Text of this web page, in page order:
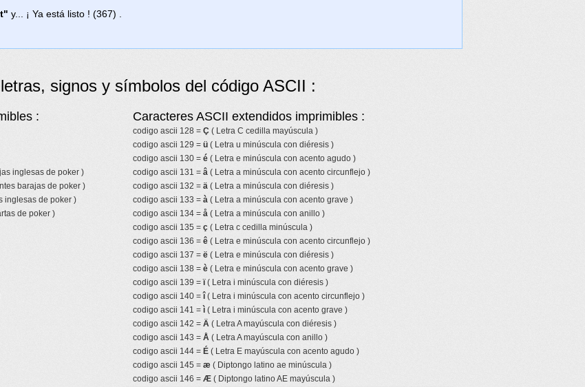
y... ¡ Ya está listo ! (367) .
signos y símbolos del código ASCII :
:
inglesas de poker )
barajas de poker )
inglesas de poker )
de poker )
Caracteres ASCII extendidos imprimibles :
codigo ascii 128 = Ç ( Letra C cedilla mayúscula )
codigo ascii 129 = ü ( Letra u minúscula con diéresis )
codigo ascii 130 = é ( Letra e minúscula con acento agudo )
codigo ascii 131 = â ( Letra a minúscula con acento circunflejo )
codigo ascii 132 = ä ( Letra a minúscula con diéresis )
codigo ascii 133 = à ( Letra a minúscula con acento grave )
codigo ascii 134 = å ( Letra a minúscula con anillo )
codigo ascii 135 = ç ( Letra c cedilla minúscula )
codigo ascii 136 = ê ( Letra e minúscula con acento circunflejo )
codigo ascii 137 = ë ( Letra e minúscula con diéresis )
codigo ascii 138 = è ( Letra e minúscula con acento grave )
codigo ascii 139 =ï( Letra i minúscula con diéresis )
codigo ascii 140 =î( Letra i minúscula con acento circunflejo )
codigo ascii 141 = ì ( Letra i minúscula con acento grave )
codigo ascii 142 = Ä ( Letra A mayúscula con diéresis )
codigo ascii 143 = Å ( Letra A mayúscula con anillo )
codigo ascii 144 = É ( Letra E mayúscula con acento agudo )
codigo ascii 145 = æ ( Diptongo latino ae minúscula )
codigo ascii 146 = Æ ( Diptongo latino AE mayúscula )